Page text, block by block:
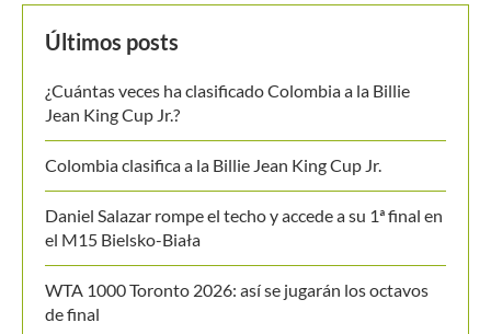
Últimos posts
¿Cuántas veces ha clasificado Colombia a la Billie
Jean King Cup Jr.?
Colombia clasifica a la Billie Jean King Cup Jr.
Daniel Salazar rompe el techo y accede a su 1ª final en
el M15 Bielsko-Biała
WTA 1000 Toronto 2026: así se jugarán los octavos
de final